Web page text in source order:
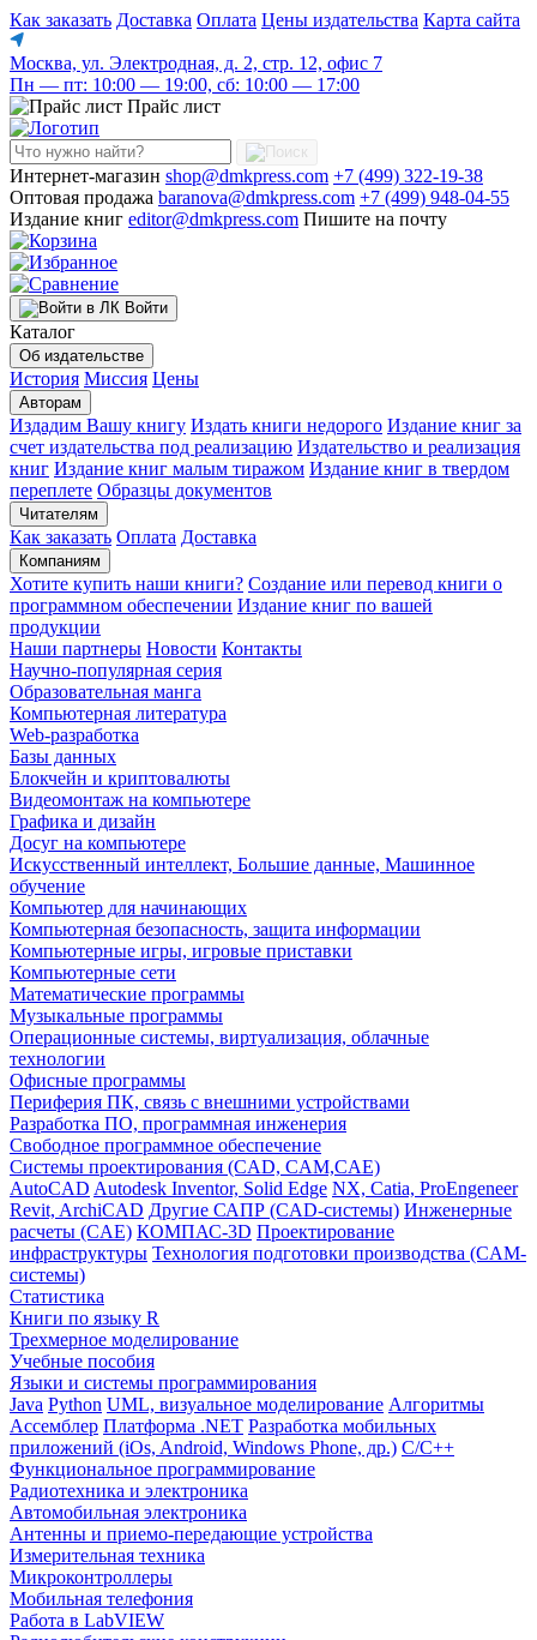
Как заказать Доставка Оплата Цены издательства Карта сайта
Москва, ул. Электродная, д. 2, стр. 12, офис 7
Пн — пт: 10:00 — 19:00, сб: 10:00 — 17:00
Прайс лист
Интернет-магазин shop@dmkpress.com +7 (499) 322-19-38
Оптовая продажа baranova@dmkpress.com +7 (499) 948-04-55
Издание книг editor@dmkpress.com Пишите на почту
Войти
Каталог
Об издательстве
История Миссия Цены
Авторам
Издадим Вашу книгу Издать книги недорого Издание книг за
счет издательства под реализацию Издательство и реализация
книг Издание книг малым тиражом Издание книг в твердом
переплете Образцы документов
Читателям
Как заказать Оплата Доставка
Компаниям
Хотите купить наши книги? Создание или перевод книги о
программном обеспечении Издание книг по вашей
продукции
Наши партнеры Новости Контакты
Научно-популярная серия
Образовательная манга
Компьютерная литература
Web-разработка
Базы данных
Блокчейн и криптовалюты
Видеомонтаж на компьютере
Графика и дизайн
Досуг на компьютере
Искусственный интеллект, Большие данные, Машинное
обучение
Компьютер для начинающих
Компьютерная безопасность, защита информации
Компьютерные игры, игровые приставки
Компьютерные сети
Математические программы
Музыкальные программы
Операционные системы, виртуализация, облачные
технологии
Офисные программы
Периферия ПК, связь с внешними устройствами
Разработка ПО, программная инженерия
Свободное программное обеспечение
Системы проектирования (CAD, CAM,CAE)
AutoCAD Autodesk Inventor, Solid Edge NX, Catia, ProEngeneer
Revit, ArchiCAD Другие САПР (CAD-системы) Инженерные
расчеты (CAE) КОМПАС-3D Проектирование
инфраструктуры Технология подготовки производства (CAM-
системы)
Статистика
Книги по языку R
Трехмерное моделирование
Учебные пособия
Языки и системы программирования
Java Python UML, визуальное моделирование Алгоритмы
Ассемблер Платформа .NET Разработка мобильных
приложений (iOs, Android, Windows Phone, др.) С/С++
Функциональное программирование
Радиотехника и электроника
Автомобильная электроника
Антенны и приемо-передающие устройства
Измерительная техника
Микроконтроллеры
Мобильная телефония
Работа в LabVIEW